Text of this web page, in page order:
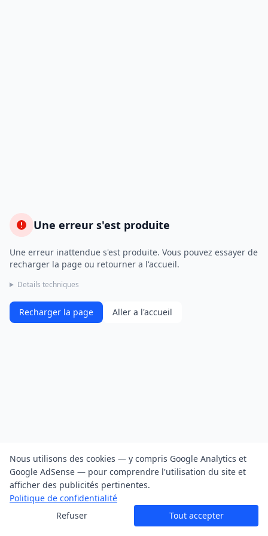
Une erreur s'est produite
Une erreur inattendue s'est produite. Vous pouvez essayer de
recharger la page ou retourner a l'accueil.
Details techniques
Recharger la page Aller a l'accueil
Nous utilisons des cookies — y compris Google Analytics et
Google AdSense — pour comprendre l'utilisation du site et
afficher des publicités pertinentes.
Politique de confidentialité
Refuser
Tout accepter